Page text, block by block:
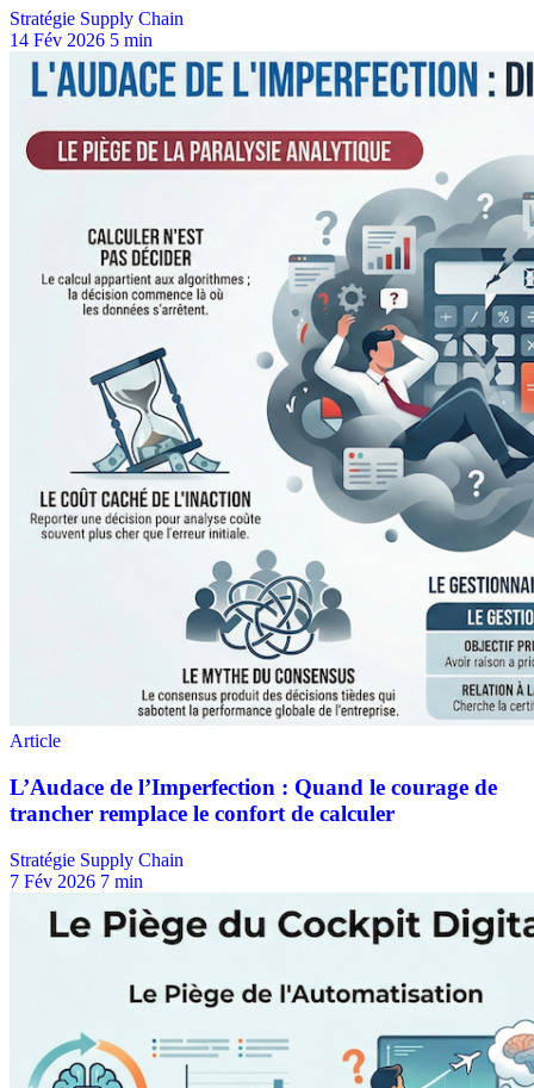
Stratégie Supply Chain
14 Fév 2026 5 min
Stratégie Supply Chain
7 Fév 2026 7 min